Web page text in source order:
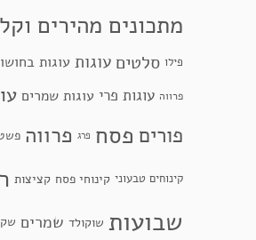
מתכונים מהירים
פילו סלטים עוגות עוגות
פרווה עוגות פרי עוגות שמרים
פורים פסח פרג פרווה
קינוחים טבעוני קינוחי פסח קציצות
שבועות שוקולד שמרים